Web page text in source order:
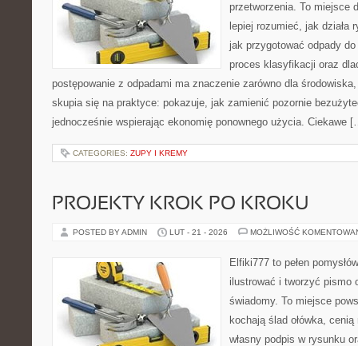
przetworzenia. To miejsce
lepiej rozumieć, jak działa
jak przygotować odpady
proces klasyfikacji oraz
postępowanie z odpadami ma znaczenie zarówno dla
skupia się na praktyce: pokazuje, jak zamienić pozornie
jednocześnie wspierając ekonomię ponownego użycia. Ciekawe
CATEGORIES: ZUPY I KREMY
PROJEKTY KROK PO KROKU
POSTED BY ADMIN LUT - 21 - 2026 MOŻLIWOŚĆ
Elfiki777 to pełen
ilustrować i tworzyć pismo
świadomy. To miejsce
kochają ślad ołówka,
własny podpis w rysunku